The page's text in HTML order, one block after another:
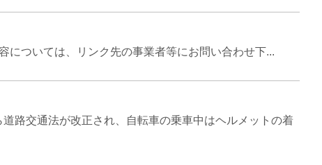
については、リンク先の事業者等にお問い合わせ下...
路交通法が改正され、自転車の乗車中はヘルメットの着